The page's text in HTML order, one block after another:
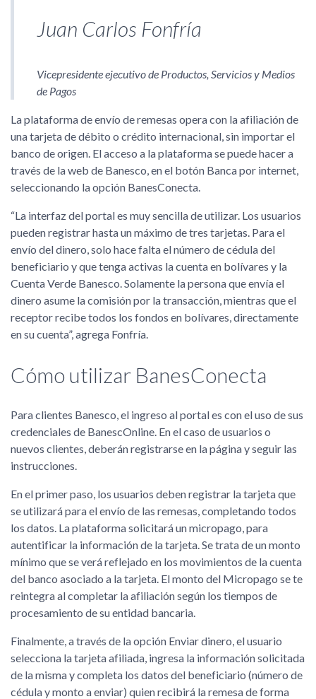
Juan Carlos Fonfría
Vicepresidente ejecutivo de Productos, Servicios y Medios
de Pagos
La plataforma de envío de remesas opera con la afiliación de
una tarjeta de débito o crédito internacional, sin importar el
banco de origen. El acceso a la plataforma se puede hacer a
través de la web de Banesco, en el botón Banca por internet,
seleccionando la opción BanesConecta.
La interfaz del portal es muy sencilla de utilizar. Los usuarios
pueden registrar hasta un máximo de tres tarjetas. Para el
envío del dinero, solo hace falta el número de cédula del
beneficiario y que tenga activas la cuenta en bolívares y la
Cuenta Verde Banesco. Solamente la persona que envía el
dinero asume la comisión por la transacción, mientras que el
receptor recibe todos los fondos en bolívares, directamente
en su cuenta , agrega Fonfría.
Cómo utilizar BanesConecta
Para clientes Banesco, el ingreso al portal es con el uso de sus
credenciales de BanescOnline. En el caso de usuarios o
nuevos clientes, deberán registrarse en la página y seguir las
instrucciones.
En el primer paso, los usuarios deben registrar la tarjeta que
se utilizará para el envío de las remesas, completando todos
los datos. La plataforma solicitará un micropago, para
autentificar la información de la tarjeta. Se trata de un monto
mínimo que se verá reflejado en los movimientos de la cuenta
del banco asociado a la tarjeta. El monto del Micropago se te
reintegra al completar la afiliación según los tiempos de
procesamiento de su entidad bancaria.
Finalmente, a través de la opción Enviar dinero, el usuario
selecciona la tarjeta afiliada, ingresa la información solicitada
de la misma y completa los datos del beneficiario (número de
cédula y monto a enviar) quien recibirá la remesa de forma